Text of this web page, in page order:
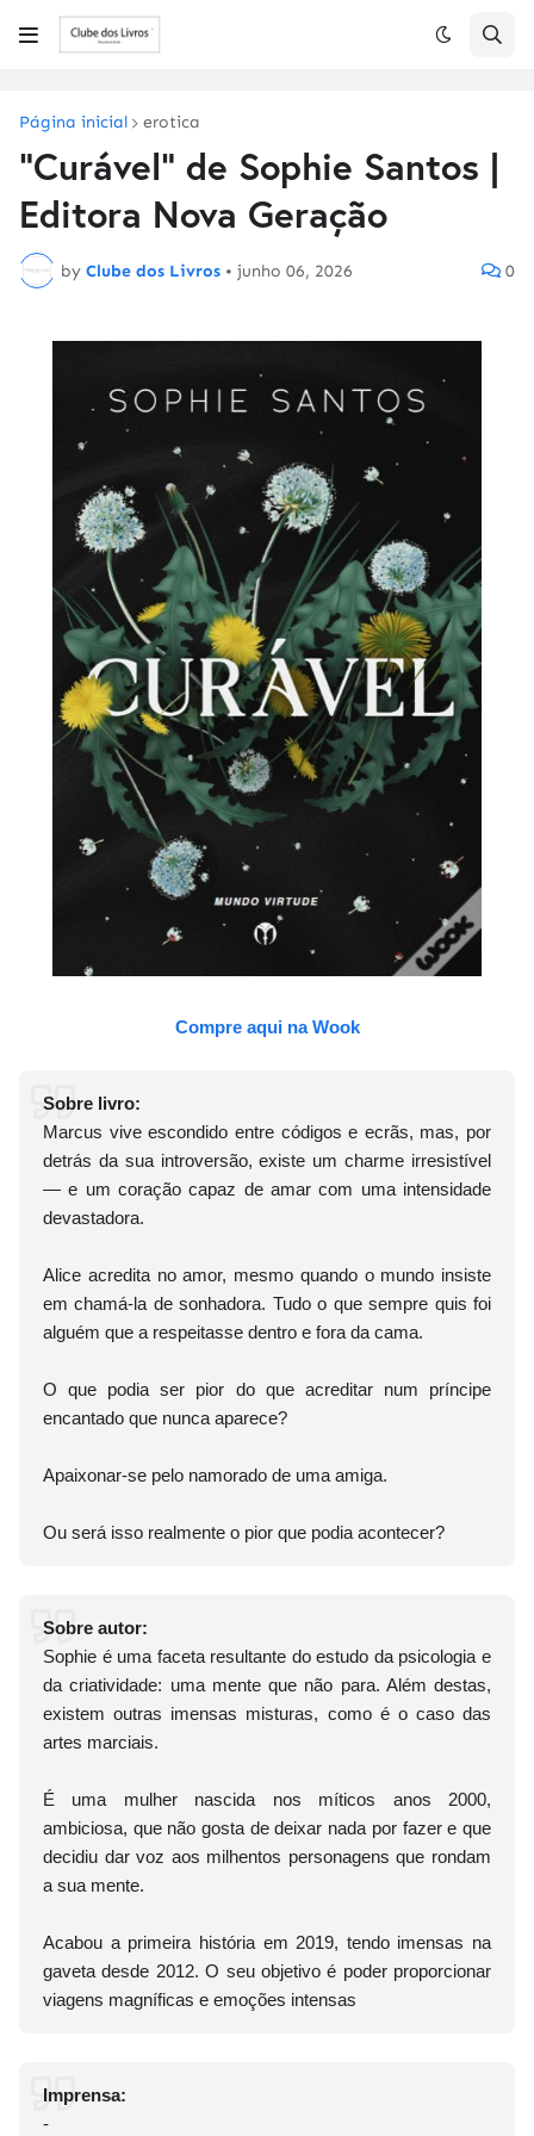
Página inicial erotica
"Curável" de Sophie Santos |
Editora Nova Geração
by Clube dos Livros • junho 06, 2026 0
Compre aqui na Wook
Sobre livro:
Marcus vive escondido entre códigos e ecrãs, mas, por
detrás da sua introversão, existe um charme irresistível
— e um coração capaz de amar com uma intensidade
devastadora.
Alice acredita no amor, mesmo quando o mundo insiste
em chamá-la de sonhadora. Tudo o que sempre quis foi
alguém que a respeitasse dentro e fora da cama.
O que podia ser pior do que acreditar num príncipe
encantado que nunca aparece?
Apaixonar-se pelo namorado de uma amiga.
Ou será isso realmente o pior que podia acontecer?
Sobre autor:
Sophie é uma faceta resultante do estudo da psicologia e
da criatividade: uma mente que não para. Além destas,
existem outras imensas misturas, como é o caso das
artes marciais.
É uma mulher nascida nos míticos anos 2000,
ambiciosa, que não gosta de deixar nada por fazer e que
decidiu dar voz aos milhentos personagens que rondam
a sua mente.
Acabou a primeira história em 2019, tendo imensas na
gaveta desde 2012. O seu objetivo é poder proporcionar
viagens magníficas e emoções intensas
Imprensa:
-